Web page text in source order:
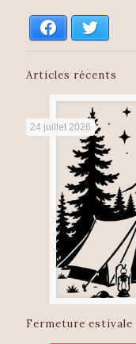
Facebook
Articles récents
24 juillet 2026
Fermeture estivale